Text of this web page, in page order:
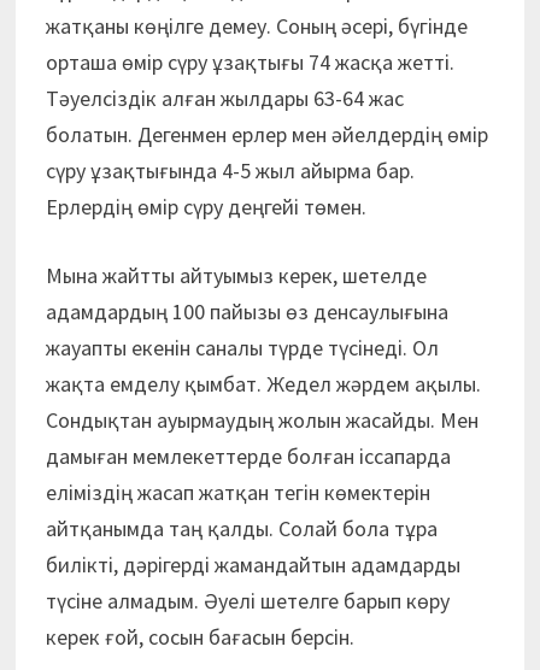
жатқаны көңілге демеу. Соның әсері, бүгінде
орташа өмір сүру ұзақтығы 74 жасқа жетті.
Тәуелсіздік алған жылдары 63-64 жас
болатын. Дегенмен ерлер мен әйелдердің өмір
сүру ұзақтығында 4-5 жыл айырма бар.
Ерлердің өмір сүру деңгейі төмен.
Мына жайтты айтуымыз керек, шетелде
адамдардың 100 пайызы өз денсаулығына
жауапты екенін саналы түрде түсінеді. Ол
жақта емделу қымбат. Жедел жәрдем ақылы.
Сондықтан ауырмаудың жолын жасайды. Мен
дамыған мемлекеттерде болған іссапарда
еліміздің жасап жатқан тегін көмектерін
айтқанымда таң қалды. Солай бола тұра
билікті, дәрігерді жамандайтын адамдарды
түсіне алмадым. Әуелі шетелге барып көру
керек ғой, сосын бағасын берсін.